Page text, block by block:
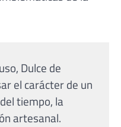
Dulce de
el carácter de un
tiempo, la
artesanal.